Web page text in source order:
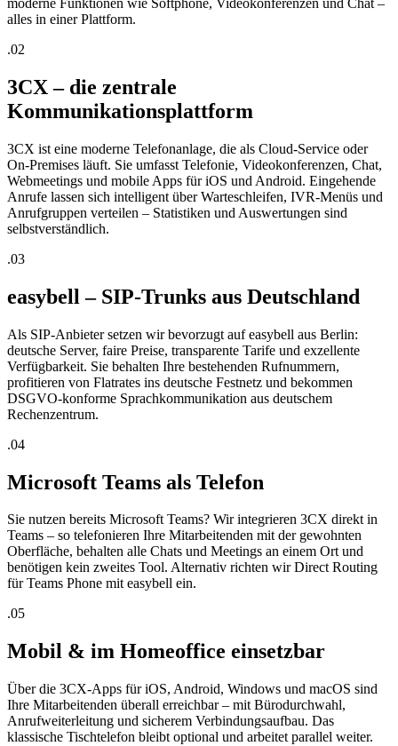
moderne Funktionen wie Softphone, Videokonferenzen und Chat –
alles in einer Plattform.
.02
3CX – die zentrale
Kommunikationsplattform
3CX ist eine moderne Telefonanlage, die als Cloud-Service oder
On-Premises läuft. Sie umfasst Telefonie, Videokonferenzen, Chat,
Webmeetings und mobile Apps für iOS und Android. Eingehende
Anrufe lassen sich intelligent über Warteschleifen, IVR-Menüs und
Anrufgruppen verteilen – Statistiken und Auswertungen sind
selbstverständlich.
.03
easybell – SIP-Trunks aus Deutschland
Als SIP-Anbieter setzen wir bevorzugt auf easybell aus Berlin:
deutsche Server, faire Preise, transparente Tarife und exzellente
Verfügbarkeit. Sie behalten Ihre bestehenden Rufnummern,
profitieren von Flatrates ins deutsche Festnetz und bekommen
DSGVO-konforme Sprachkommunikation aus deutschem
Rechenzentrum.
.04
Microsoft Teams als Telefon
Sie nutzen bereits Microsoft Teams? Wir integrieren 3CX direkt in
Teams – so telefonieren Ihre Mitarbeitenden mit der gewohnten
Oberfläche, behalten alle Chats und Meetings an einem Ort und
benötigen kein zweites Tool. Alternativ richten wir Direct Routing
für Teams Phone mit easybell ein.
.05
Mobil & im Homeoffice einsetzbar
Über die 3CX-Apps für iOS, Android, Windows und macOS sind
Ihre Mitarbeitenden überall erreichbar – mit Bürodurchwahl,
Anrufweiterleitung und sicherem Verbindungsaufbau. Das
klassische Tischtelefon bleibt optional und arbeitet parallel weiter.